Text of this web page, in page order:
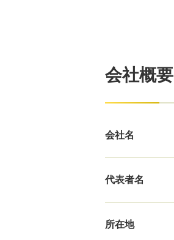
会社概要
会社名
代表者名
所在地